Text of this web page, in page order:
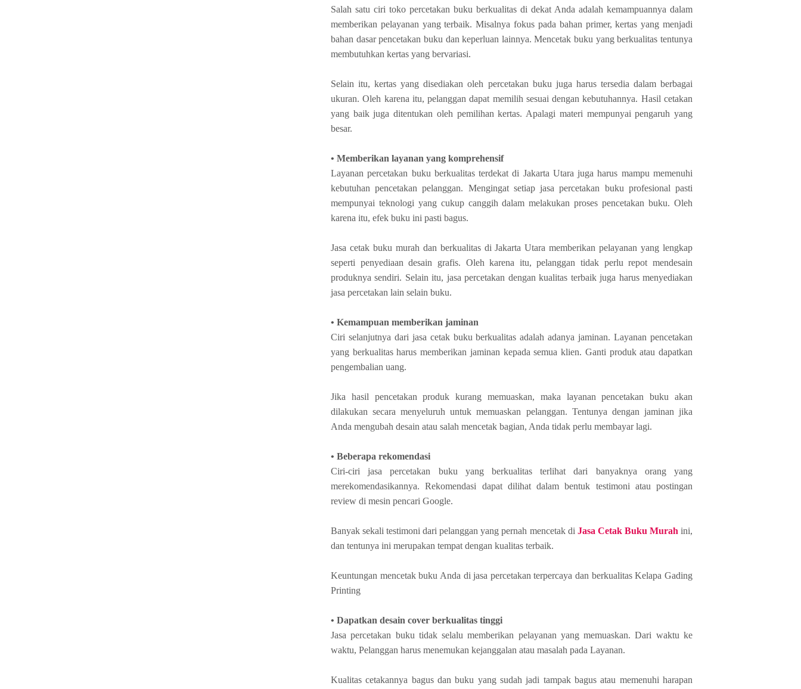
Salah satu ciri toko percetakan buku berkualitas di dekat Anda adalah kemampuannya dalam
memberikan pelayanan yang terbaik. Misalnya fokus pada bahan primer, kertas yang menjadi
bahan dasar pencetakan buku dan keperluan lainnya. Mencetak buku yang berkualitas tentunya
membutuhkan kertas yang bervariasi.
Selain itu, kertas yang disediakan oleh percetakan buku juga harus tersedia dalam berbagai
ukuran. Oleh karena itu, pelanggan dapat memilih sesuai dengan kebutuhannya. Hasil cetakan
yang baik juga ditentukan oleh pemilihan kertas. Apalagi materi mempunyai pengaruh yang
besar.
• Memberikan layanan yang komprehensif
Layanan percetakan buku berkualitas terdekat di Jakarta Utara juga harus mampu memenuhi
kebutuhan pencetakan pelanggan. Mengingat setiap jasa percetakan buku profesional pasti
mempunyai teknologi yang cukup canggih dalam melakukan proses pencetakan buku. Oleh
karena itu, efek buku ini pasti bagus.
Jasa cetak buku murah dan berkualitas di Jakarta Utara memberikan pelayanan yang lengkap
seperti penyediaan desain grafis. Oleh karena itu, pelanggan tidak perlu repot mendesain
produknya sendiri. Selain itu, jasa percetakan dengan kualitas terbaik juga harus menyediakan
jasa percetakan lain selain buku.
• Kemampuan memberikan jaminan
Ciri selanjutnya dari jasa cetak buku berkualitas adalah adanya jaminan. Layanan pencetakan
yang berkualitas harus memberikan jaminan kepada semua klien. Ganti produk atau dapatkan
pengembalian uang.
Jika hasil pencetakan produk kurang memuaskan, maka layanan pencetakan buku akan
dilakukan secara menyeluruh untuk memuaskan pelanggan. Tentunya dengan jaminan jika
Anda mengubah desain atau salah mencetak bagian, Anda tidak perlu membayar lagi.
• Beberapa rekomendasi
Ciri-ciri jasa percetakan buku yang berkualitas terlihat dari banyaknya orang yang
merekomendasikannya. Rekomendasi dapat dilihat dalam bentuk testimoni atau postingan
review di mesin pencari Google.
Banyak sekali testimoni dari pelanggan yang pernah mencetak di Jasa Cetak Buku Murah ini,
dan tentunya ini merupakan tempat dengan kualitas terbaik.
Keuntungan mencetak buku Anda di jasa percetakan terpercaya dan berkualitas Kelapa Gading
Printing
• Dapatkan desain cover berkualitas tinggi
Jasa percetakan buku tidak selalu memberikan pelayanan yang memuaskan. Dari waktu ke
waktu, Pelanggan harus menemukan kejanggalan atau masalah pada Layanan.
Kualitas cetakannya bagus dan buku yang sudah jadi tampak bagus atau memenuhi harapan